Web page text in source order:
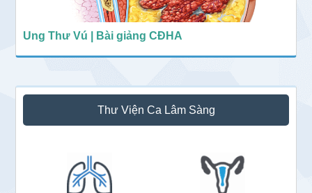
Ung Thư Vú | Bài giảng CĐHA
Thư Viện Ca Lâm Sàng